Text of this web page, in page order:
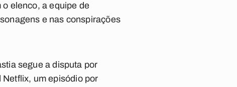
elenco, a equipe de
e nas conspirações
segue a disputa por
um episódio por